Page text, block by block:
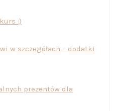
:)
w szczegółach – dodatki
prezentów dla